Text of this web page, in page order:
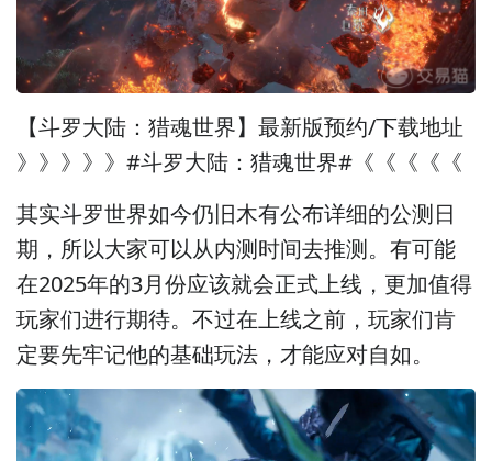
【斗罗大陆：猎魂世界】最新版预约/下载地址
》》》》》#斗罗大陆：猎魂世界#《《《《《
其实斗罗世界如今仍旧木有公布详细的公测日
期，所以大家可以从内测时间去推测。有可能
在2025年的3月份应该就会正式上线，更加值得
玩家们进行期待。不过在上线之前，玩家们肯
定要先牢记他的基础玩法，才能应对自如。